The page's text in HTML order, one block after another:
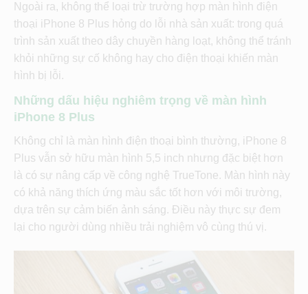
Ngoài ra, không thể loại trừ trường hợp màn hình điện
thoại iPhone 8 Plus hỏng do lỗi nhà sản xuất: trong quá
trình sản xuất theo dây chuyền hàng loạt, không thể tránh
khỏi những sự cố không hay cho điện thoại khiến màn
hình bị lỗi.
Những dấu hiệu nghiêm trọng về màn hình
iPhone 8 Plus
Không chỉ là màn hình điện thoại bình thường, iPhone 8
Plus vẫn sở hữu màn hình 5,5 inch nhưng đặc biệt hơn
là có sự nâng cấp về công nghệ TrueTone. Màn hình này
có khả năng thích ứng màu sắc tốt hơn với môi trường,
dựa trên sự cảm biến ảnh sáng. Điều này thực sự đem
lại cho người dùng nhiều trải nghiệm vô cùng thú vị.